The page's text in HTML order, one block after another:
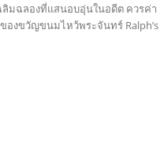
ลิมฉลองที่แสนอบอุ่นในอดีต ควรค่า